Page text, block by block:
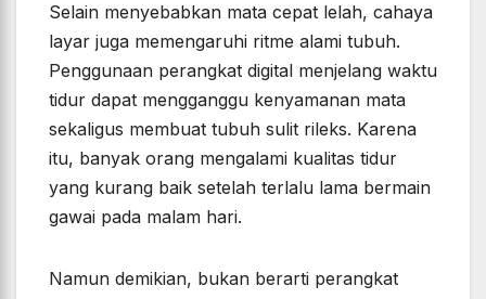
Selain menyebabkan mata cepat lelah, cahaya
layar juga memengaruhi ritme alami tubuh.
Penggunaan perangkat digital menjelang waktu
tidur dapat mengganggu kenyamanan mata
sekaligus membuat tubuh sulit rileks. Karena
itu, banyak orang mengalami kualitas tidur
yang kurang baik setelah terlalu lama bermain
gawai pada malam hari.
Namun demikian, bukan berarti perangkat